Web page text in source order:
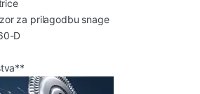
za prilagodbu snage
D